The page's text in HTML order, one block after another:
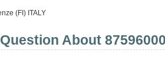
(FI) ITALY
About